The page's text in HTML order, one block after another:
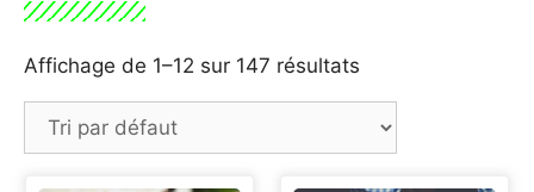
Affichage de 1–12 sur 147 résultats